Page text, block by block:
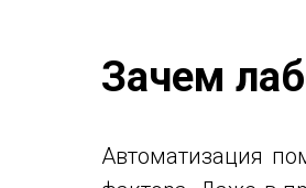
Зачем
Автоматизация